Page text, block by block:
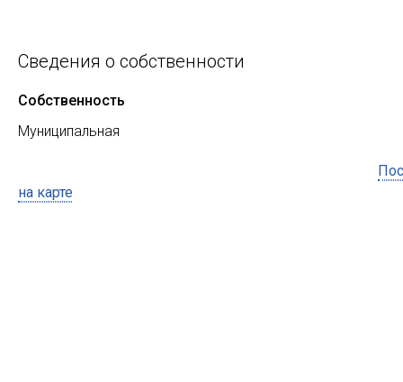
Сведения о собственности
Собственность
Муниципальная
на карте